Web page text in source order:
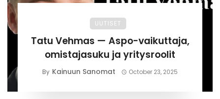
UUTISET
Tatu Vehmas — Aspo-vaikuttaja,
omistajasuku ja yritysroolit
By Kainuun Sanomat October 23, 2025